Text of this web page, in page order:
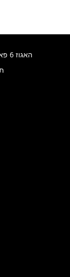
האגוז 6 פארק תעשיות חבל מודיעין (בתאום מראש)
ת.ד.